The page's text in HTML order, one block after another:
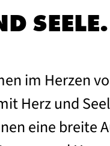
SEELE.
im Herzen
Herz und
eine breite